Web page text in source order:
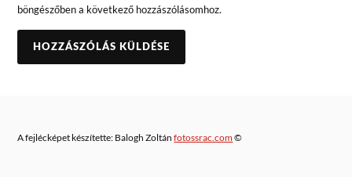
böngészőben a következő hozzászólásomhoz.
A fejlécképet készítette: Balogh Zoltánfotossrac.com©